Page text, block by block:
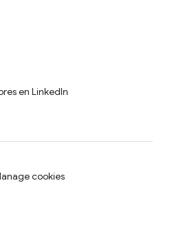
en LinkedIn
cookies